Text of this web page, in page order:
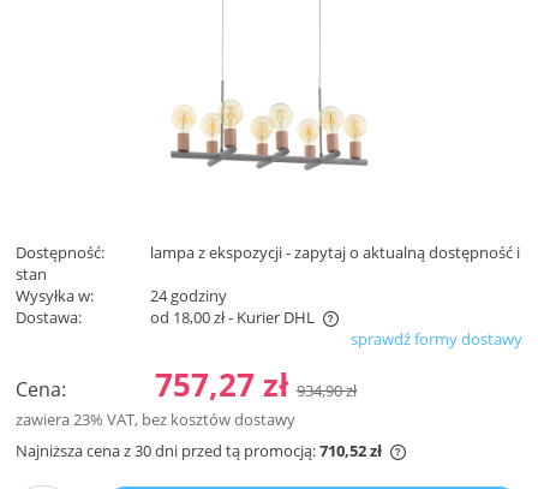
Dostępność:
lampa z ekspozycji - zapytaj o aktualną dostępność i
stan
Wysyłka w:
24 godziny
Dostawa:
od 18,00 zł- Kurier DHL
Cena nie zawiera ewentualnych kosztów płatnościsprawdź formy dostawy
Cena: 757,27 zł 934,90 zł
zawiera 23% VAT, bez kosztów dostawy
Najniższa cena z 30 dni przed tą promocją:710,52 zł